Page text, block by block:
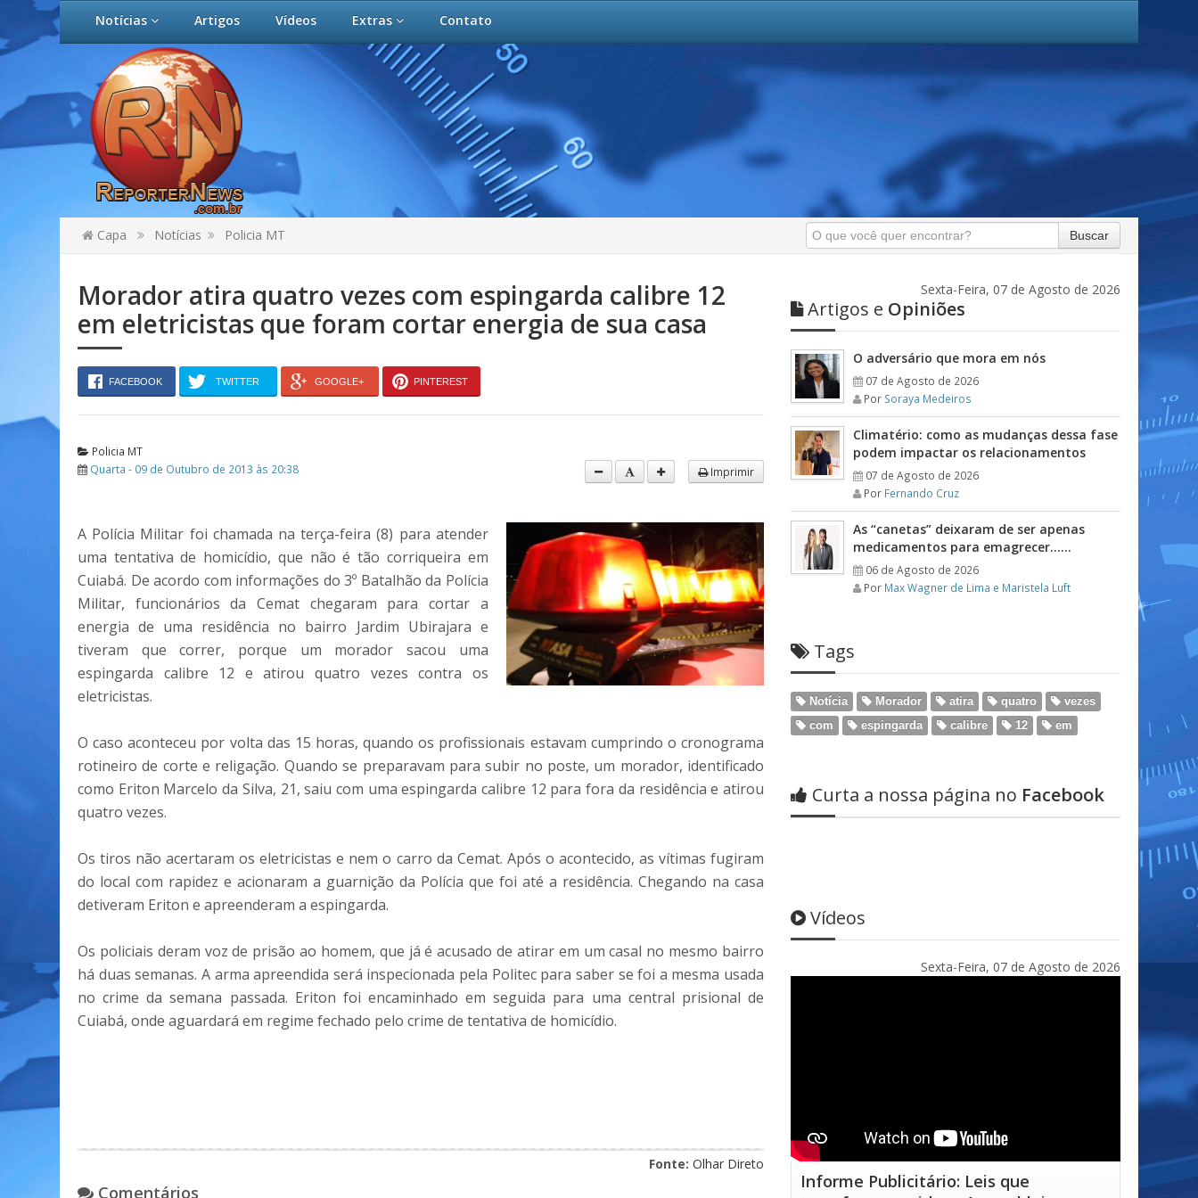
Notícias Artigos Vídeos Extras Contato
Capa Notícias Policia MT Buscar
Morador atira quatro vezes com espingarda calibre 12
em eletricistas que foram cortar energia de sua casa
FACEBOOK TWITTER GOOGLE+ PINTEREST
Policia MT
Quarta - 09 de Outubro de 2013 às 20:38
Imprimir
A Polícia Militar foi chamada na terça-feira (8) para atender
uma tentativa de homicídio, que não é tão corriqueira em
Cuiabá. De acordo com informações do 3º Batalhão da Polícia
Militar, funcionários da Cemat chegaram para cortar a
energia de uma residência no bairro Jardim Ubirajara e
tiveram que correr, porque um morador sacou uma
espingarda calibre 12 e atirou quatro vezes contra os
eletricistas.
O caso aconteceu por volta das 15 horas, quando os profissionais estavam cumprindo o cronograma
rotineiro de corte e religação. Quando se preparavam para subir no poste, um morador, identificado
como Eriton Marcelo da Silva, 21, saiu com uma espingarda calibre 12 para fora da residência e atirou
quatro vezes.
Os tiros não acertaram os eletricistas e nem o carro da Cemat. Após o acontecido, as vítimas fugiram
do local com rapidez e acionaram a guarnição da Polícia que foi até a residência. Chegando na casa
detiveram Eriton e apreenderam a espingarda.
Os policiais deram voz de prisão ao homem, que já é acusado de atirar em um casal no mesmo bairro
há duas semanas. A arma apreendida será inspecionada pela Politec para saber se foi a mesma usada
no crime da semana passada. Eriton foi encaminhado em seguida para uma central prisional de
Cuiabá, onde aguardará em regime fechado pelo crime de tentativa de homicídio.
Fonte: Olhar Direto
Comentários
Sexta-Feira, 07 de Agosto de 2026
Artigos e Opiniões
O adversário que mora em nós
07 de Agosto de 2026
Por Soraya Medeiros
Climatério: como as mudanças dessa fase
podem impactar os relacionamentos
07 de Agosto de 2026
Por Fernando Cruz
As “canetas” deixaram de ser apenas
medicamentos para emagrecer……
06 de Agosto de 2026
Por Max Wagner de Lima e Maristela Luft
Tags
Notícia Morador atira quatro
vezes
com
espingarda calibre 12 em
Curta a nossa página no Facebook
Vídeos
Sexta-Feira, 07 de Agosto de 2026
Informe Publicitário: Leis que